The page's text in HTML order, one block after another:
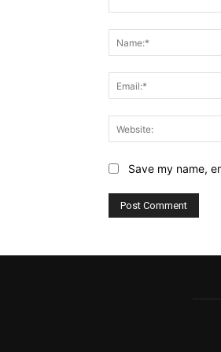
Save my name,